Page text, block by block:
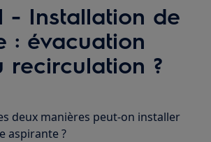
- Installation de
: évacuation
recirculation ?
deux manières peut-on installer
aspirante ?